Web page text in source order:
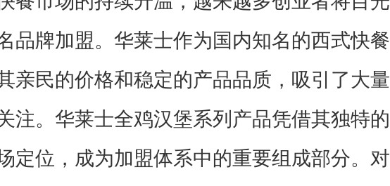
品牌加盟。华莱士作为国内知名的西式快餐
亲民的价格和稳定的产品品质，吸引了大量
注。华莱士全鸡汉堡系列产品凭借其独特的
定位，成为加盟体系中的重要组成部分。对